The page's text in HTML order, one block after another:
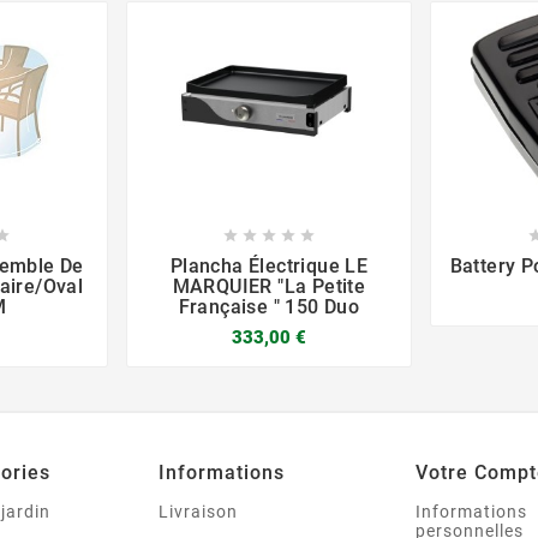
De
oval
    
Plancha Électrique LE
MARQUIER "la Petite
Française " 150 Duo
333,00 €
Battery
Informations
Livraison
Votre
Informations
personnelles